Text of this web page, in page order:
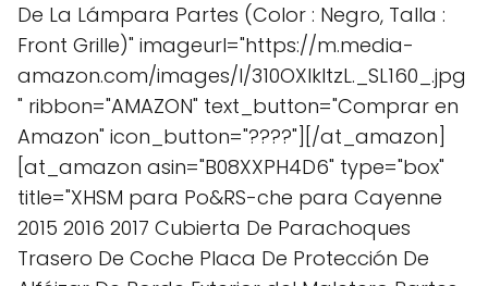
De La Lámpara Partes (Color : Negro, Talla :
Front Grille)" imageurl="https://m.media-
amazon.com/images/I/310OXlkltzL._SL160_.jpg
" ribbon="AMAZON" text_button="Comprar en
Amazon" icon_button="????"][/at_amazon]
[at_amazon asin="B08XXPH4D6" type="box"
title="XHSM para Po&RS-che para Cayenne
2015 2016 2017 Cubierta De Parachoques
Trasero De Coche Placa De Protección De